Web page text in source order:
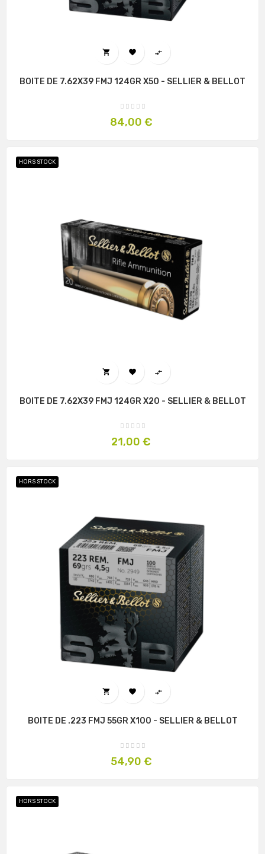
  
BOITE DE 7.62X39 FMJ 124GR X50 - SELLIER & BELLOT
Prix
84,00 €
HORS STOCK
  
BOITE DE 7.62X39 FMJ 124GR X20 - SELLIER & BELLOT
Prix
21,00 €
HORS STOCK
  
BOITE DE .223 FMJ 55GR X100 - SELLIER & BELLOT
Prix
54,90 €
HORS STOCK